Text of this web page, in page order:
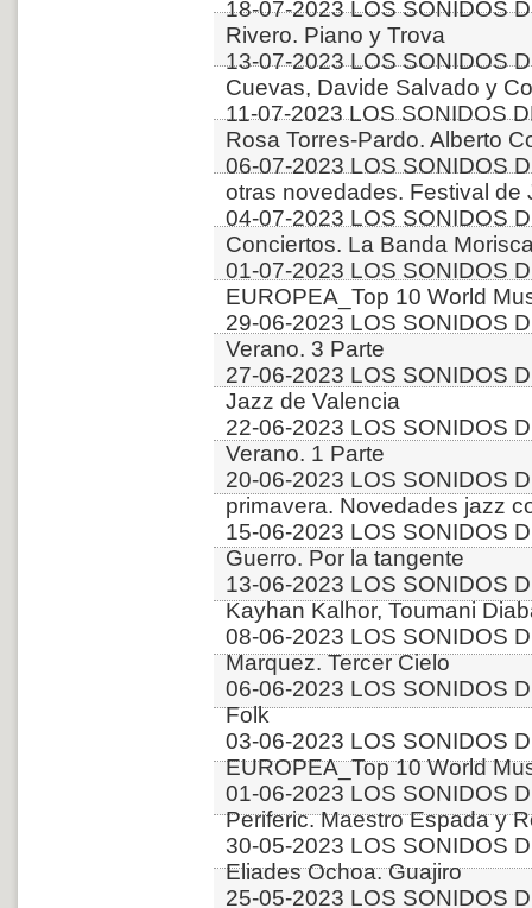
18-07-2023 LOS SONIDOS
Rivero. Piano y Trova
13-07-2023 LOS SONIDOS
Cuevas, Davide Salvado y
11-07-2023 LOS SONIDOS
Rosa Torres-Pardo. Alberto
06-07-2023 LOS SONIDOS
otras novedades. Festival de
04-07-2023 LOS SONIDOS
Conciertos. La Banda
01-07-2023 LOS SONIDOS
EUROPEA_Top 10 World
29-06-2023 LOS SONIDOS
Verano. 3 Parte
27-06-2023 LOS SONIDOS
Jazz de Valencia
22-06-2023 LOS SONIDOS
Verano. 1 Parte
20-06-2023 LOS SONIDOS
primavera. Novedades jazz
15-06-2023 LOS SONIDOS
Guerro. Por la tangente
13-06-2023 LOS SONIDOS
Kayhan Kalhor, Toumani
08-06-2023 LOS SONIDOS
Marquez. Tercer Cielo
06-06-2023 LOS SONIDOS
Folk
03-06-2023 LOS SONIDOS
EUROPEA_Top 10 World
01-06-2023 LOS SONIDOS
Periferic. Maestro Espada y
30-05-2023 LOS SONIDOS
Eliades Ochoa. Guajiro
25-05-2023 LOS SONIDOS